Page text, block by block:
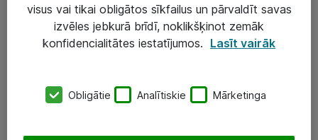
IT infrastruktūra
Darba vietu IT risinājumi
SIA „ATEA”
+(371) 67 81 90 50
visus vai tikai obligātos sīkfailus un pārvaldīt savas
izvēles jebkurā brīdī, noklikšķinot zemāk
konfidencialitātes iestatījumos. Lasīt vairāk
Obligātie Analītiskie Mārketinga